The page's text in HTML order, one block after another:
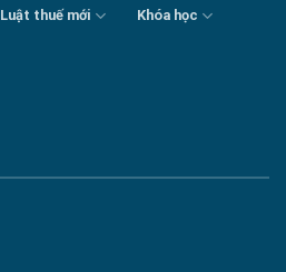
Luật thuế mới Khóa học